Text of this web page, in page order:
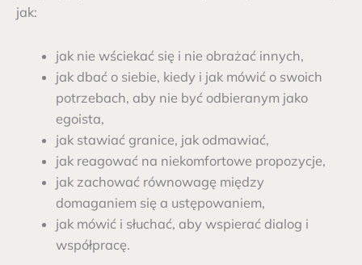
jak:
jak nie wściekać się i nie obrażać innych,
jak dbać o siebie, kiedy i jak mówić o swoich
potrzebach, aby nie być odbieranym jako
egoista,
jak stawiać granice, jak odmawiać,
jak reagować na niekomfortowe propozycje,
jak zachować równowagę między
domaganiem się a ustępowaniem,
jak mówić i słuchać, aby wspierać dialog i
współpracę.